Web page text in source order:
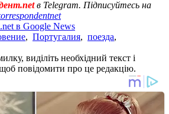
в Telegram. Підписуйтесь на
в Google News
, Португалия, поезда,
виділіть необхідний текст і
повідомити про це редакцію.